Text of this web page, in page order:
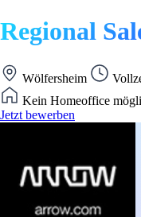
Regional
Wölfersheim
Kein Homeoffice
Jetzt bewerben